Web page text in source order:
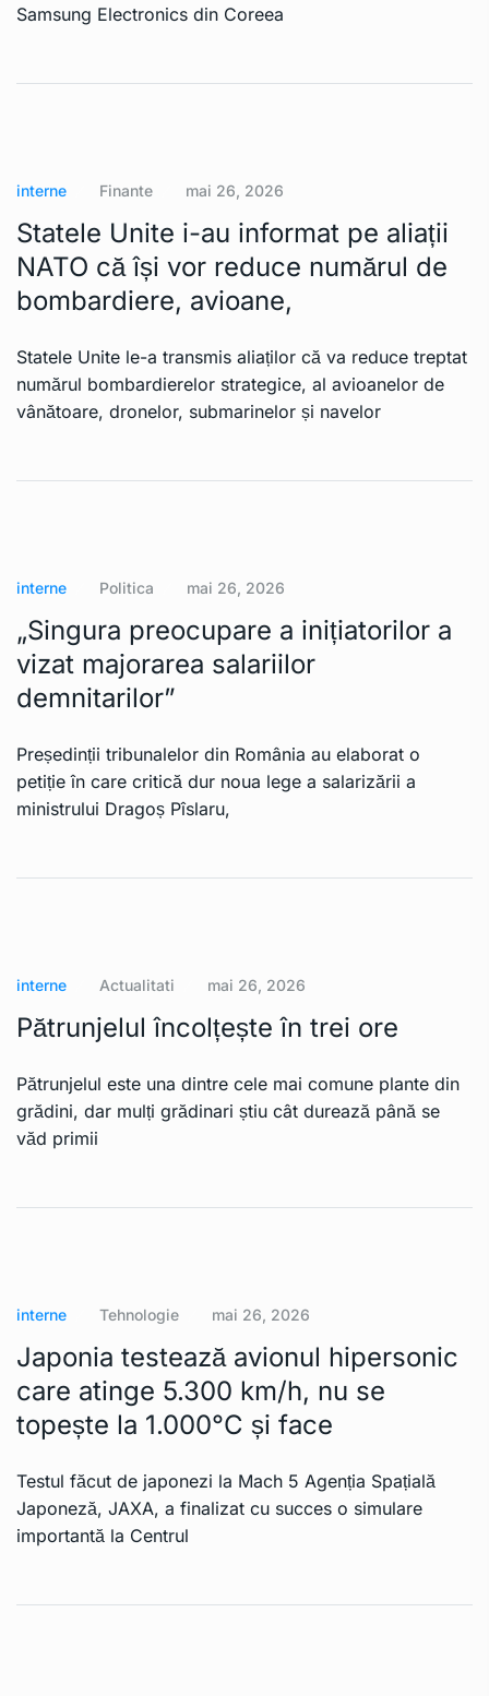
Samsung Electronics din Coreea
interne Finante mai 26, 2026
Statele Unite i-au informat pe aliații
NATO că își vor reduce numărul de
bombardiere, avioane,
Statele Unite le-a transmis aliaților că va reduce treptat
numărul bombardierelor strategice, al avioanelor de
vânătoare, dronelor, submarinelor și navelor
interne Politica mai 26, 2026
„Singura preocupare a inițiatorilor a
vizat majorarea salariilor
demnitarilor”
Președinții tribunalelor din România au elaborat o
petiție în care critică dur noua lege a salarizării a
ministrului Dragoș Pîslaru,
interne Actualitati mai 26, 2026
Pătrunjelul încolțește în trei ore
Pătrunjelul este una dintre cele mai comune plante din
grădini, dar mulți grădinari știu cât durează până se
văd primii
interne Tehnologie mai 26, 2026
Japonia testează avionul hipersonic
care atinge 5.300 km/h, nu se
topește la 1.000°C și face
Testul făcut de japonezi la Mach 5 Agenția Spațială
Japoneză, JAXA, a finalizat cu succes o simulare
importantă la Centrul